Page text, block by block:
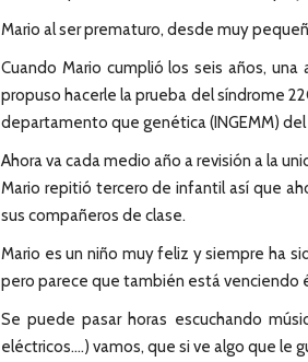
Mario al ser prematuro, desde muy
Cuando Mario cumplió los seis años,
propuso hacerle la prueba del síndrome
departamento que genética (INGEMM)
Ahora va cada medio año a revisión a la
Mario repitió tercero de infantil así que
sus compañeros de clase.
Mario es un niño muy feliz y siempre ha
pero parece que también está venciendo
Se puede pasar horas escuchando
eléctricos….) vamos, que si ve algo que le